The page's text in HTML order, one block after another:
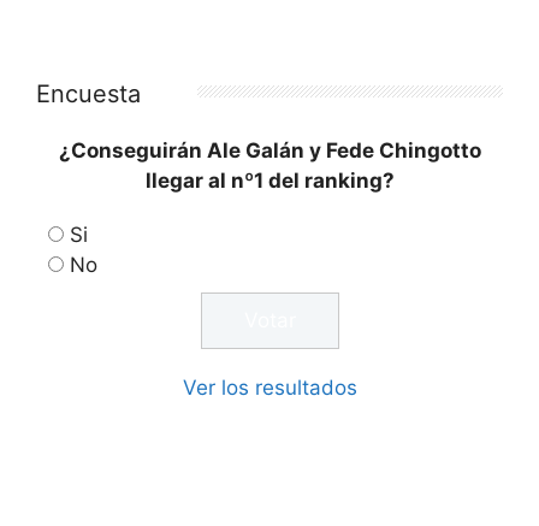
Encuesta
¿Conseguirán Ale Galán y Fede Chingotto
llegar al nº1 del ranking?
Si
No
Ver los resultados